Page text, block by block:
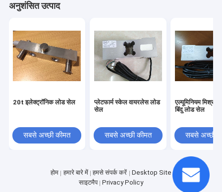
अनुशंसित उत्पाद
20t इलेक्ट्रॉनिक लोड सेल
सबसे अच्छी कीमत
प्लेटफार्म स्केल वायरलेस लोड
सेल
सबसे अच्छी कीमत
एल्यूमिनियम मिश्र
बिंदु लोड सेल
सबसे अच्छी
होम हमारे बारे में हमसे संपर्क करें
Desktop Site
साइटमैप
Privacy Policy